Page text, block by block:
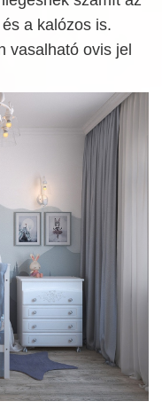
a kalózos is.
vasalható ovis jel